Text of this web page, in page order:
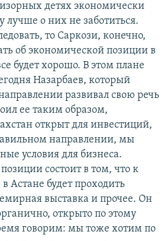
детях экономически
лучше о них не заботиться.
то Саркози, конечно,
об экономической позиции в
будет хорошо. В этом плане
Назарбаев, который
развивал свою речь
ее таким образом,
открыт для инвестиций,
направлении, мы
условия для бизнеса.
состоит в том, что к
будет проходить
выставка и прочее. Он
открыто по этому
говорим: мы тоже хотим по